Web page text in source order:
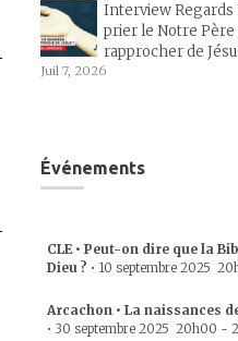
Interview Regards
prier le Notre Père
rapprocher de
Juil 7, 2026
Événements
CLE • Peut-on dire que la
Dieu ? • 10 septembre 2025
Arcachon • La naissances
• 30 septembre 2025 20h00 -